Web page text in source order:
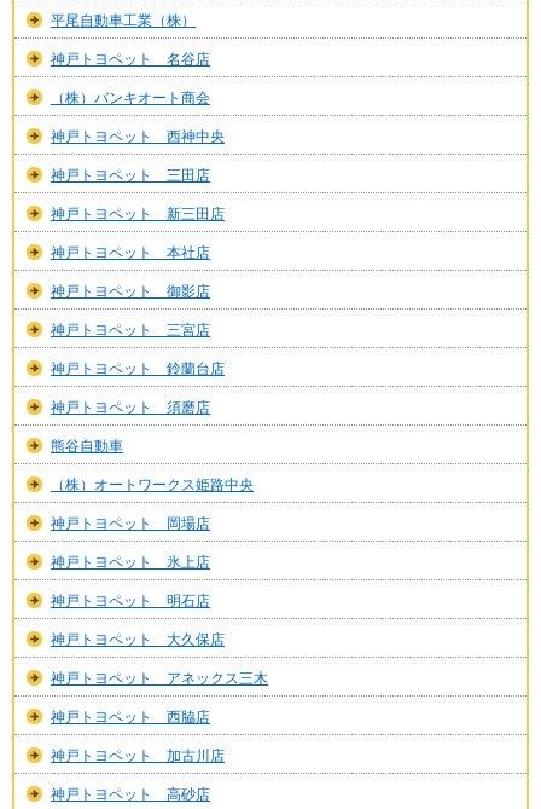
平尾自動車工業（株）
神戸トヨペット 名谷店
（株）バンキオート商会
神戸トヨペット 西神中央
神戸トヨペット 三田店
神戸トヨペット 新三田店
神戸トヨペット 本社店
神戸トヨペット 御影店
神戸トヨペット 三宮店
神戸トヨペット 鈴蘭台店
神戸トヨペット 須磨店
熊谷自動車
（株）オートワークス姫路中央
神戸トヨペット 岡場店
神戸トヨペット 氷上店
神戸トヨペット 明石店
神戸トヨペット 大久保店
神戸トヨペット アネックス三木
神戸トヨペット 西脇店
神戸トヨペット 加古川店
神戸トヨペット 高砂店